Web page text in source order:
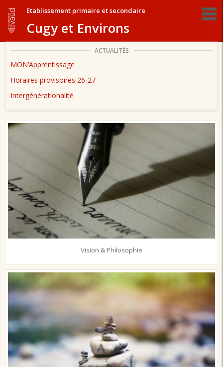
Etablissement primaire et secondaire
Cugy et Environs
ACTUALITÉS
MON’Apprentissage
Horaires provisoires 26-27
Intergénérationalité
Vision & Philosophie